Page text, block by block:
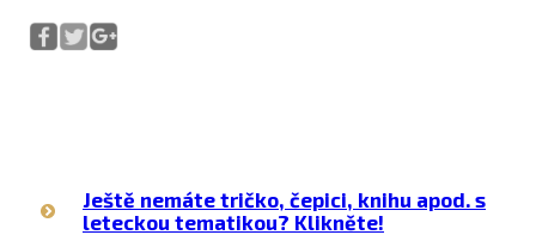
Ještě nemáte tričko, čepici, knihu apod. s
leteckou tematikou? Klikněte!